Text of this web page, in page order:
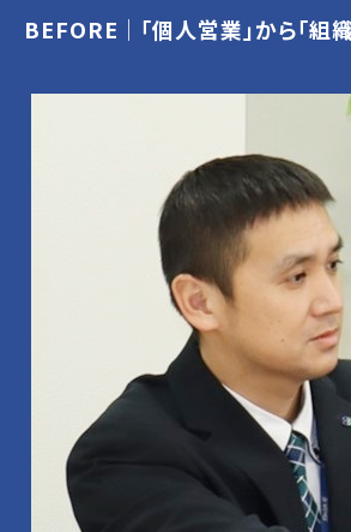
BEFORE│「個人営業」から「組織